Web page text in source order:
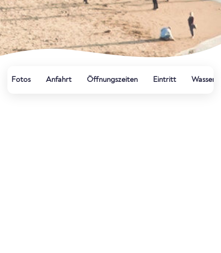
Fotos Anfahrt Öffnungszeiten Eintritt